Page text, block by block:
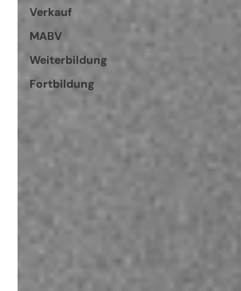
Verkauf
MABV
Weiterbildung
Fortbildung